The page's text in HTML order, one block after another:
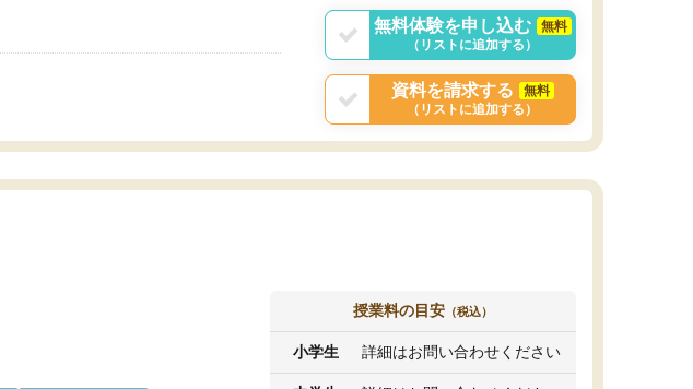
と感じました。
無料体験を申し込む
無料
（リストに追加する）
資料を請求する
無料
（リストに追加する）
授業料の目安 （税込）
小学生 詳細はお問い合わせください